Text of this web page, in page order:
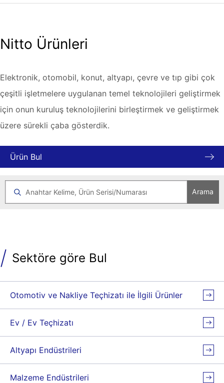
Nitto Ürünleri
Elektronik, otomobil, konut, altyapı, çevre ve tıp gibi çok
çeşitli işletmelere uygulanan temel teknolojileri geliştirmek
için onun kuruluş teknolojilerini birleştirmek ve geliştirmek
üzere sürekli çaba gösterdik.
Ürün Bul
Arama
Sektöre göre Bul
Otomotiv ve Nakliye Teçhizatı ile İlgili Ürünler
Ev / Ev Teçhizatı
Altyapı Endüstrileri
Malzeme Endüstrileri